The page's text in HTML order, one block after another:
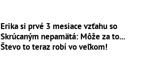
Erika si prvé 3 mesiace vzťahu so
Skrúcaným nepamätá: Môže za to...
Števo to teraz robí vo veľkom!